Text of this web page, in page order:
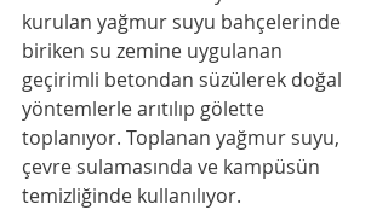
kurulan yağmur suyu bahçelerinde
biriken su zemine uygulanan
geçirimli betondan süzülerek doğal
yöntemlerle arıtılıp gölette
toplanıyor. Toplanan yağmur suyu,
çevre sulamasında ve kampüsün
temizliğinde kullanılıyor.